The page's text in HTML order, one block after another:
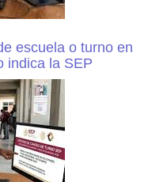
escuela o turno en
indica la SEP